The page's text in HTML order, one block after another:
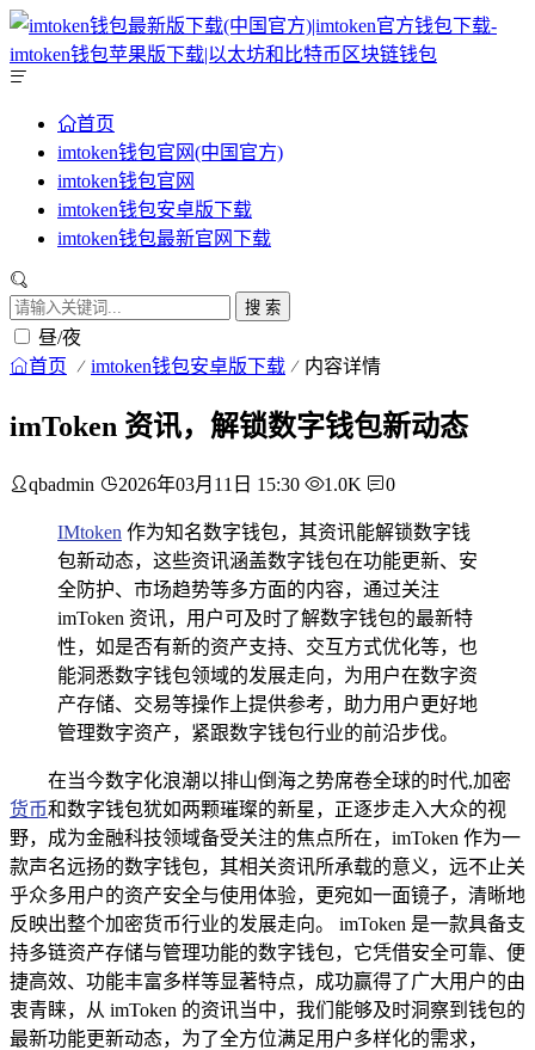
首页
imtoken钱包官网(中国官方)
imtoken钱包官网
imtoken钱包安卓版下载
imtoken钱包最新官网下载
搜 索
昼/夜
首页 imtoken钱包安卓版下载 内容详情
imToken 资讯，解锁数字钱包新动态
qbadmin 2026年03月11日 15:30 1.0K 0
IMtoken 作为知名数字钱包，其资讯能解锁数字钱
包新动态，这些资讯涵盖数字钱包在功能更新、安
全防护、市场趋势等多方面的内容，通过关注
imToken 资讯，用户可及时了解数字钱包的最新特
性，如是否有新的资产支持、交互方式优化等，也
能洞悉数字钱包领域的发展走向，为用户在数字资
产存储、交易等操作上提供参考，助力用户更好地
管理数字资产，紧跟数字钱包行业的前沿步伐。
在当今数字化浪潮以排山倒海之势席卷全球的时代,加密
货币和数字钱包犹如两颗璀璨的新星，正逐步走入大众的视
野，成为金融科技领域备受关注的焦点所在，imToken 作为一
款声名远扬的数字钱包，其相关资讯所承载的意义，远不止关
乎众多用户的资产安全与使用体验，更宛如一面镜子，清晰地
反映出整个加密货币行业的发展走向。 imToken 是一款具备支
持多链资产存储与管理功能的数字钱包，它凭借安全可靠、便
捷高效、功能丰富多样等显著特点，成功赢得了广大用户的由
衷青睐，从 imToken 的资讯当中，我们能够及时洞察到钱包的
最新功能更新动态，为了全方位满足用户多样化的需求，